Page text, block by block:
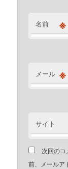
名前 ※
メール ※
サイト
次回の
前、メールア